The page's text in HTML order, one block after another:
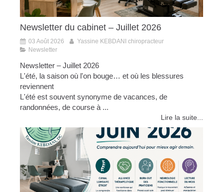
Newsletter du cabinet – Juillet 2026
03 Août 2026
Yassine KEBDANI chiropracteur
Newsletter
Newsletter – Juillet 2026
L'été, la saison où l'on bouge… et où les blessures
reviennent
L'été est souvent synonyme de vacances, de
randonnées, de course à ...
Lire la suite...